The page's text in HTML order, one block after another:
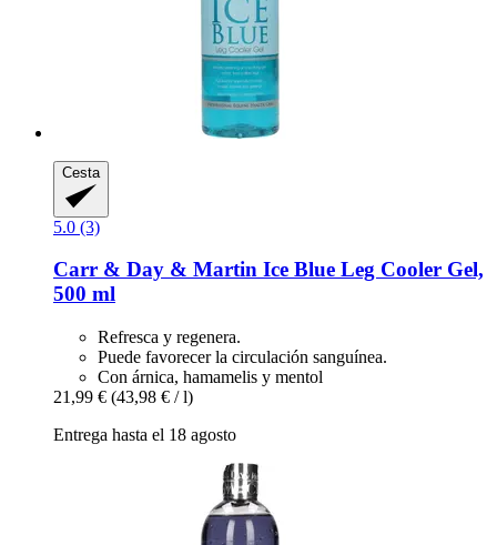
Cesta
5.0 (3)
Carr & Day & Martin Ice Blue Leg Cooler Gel,
500 ml
Refresca y regenera.
Puede favorecer la circulación sanguínea.
Con árnica, hamamelis y mentol
21,99 € (43,98 € / l)
Entrega hasta el 18 agosto